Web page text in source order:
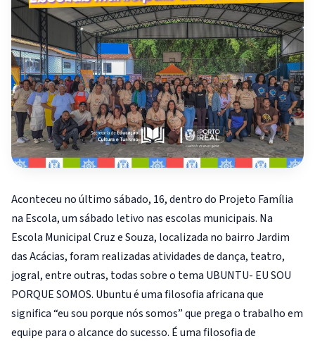
Aconteceu no último sábado, 16, dentro do Projeto Família
na Escola, um sábado letivo nas escolas municipais. Na
Escola Municipal Cruz e Souza, localizada no bairro Jardim
das Acácias, foram realizadas atividades de dança, teatro,
jogral, entre outras, todas sobre o tema UBUNTU- EU SOU
PORQUE SOMOS. Ubuntu é uma filosofia africana que
significa “eu sou porque nós somos” que prega o trabalho em
equipe para o alcance do sucesso. É uma filosofia de